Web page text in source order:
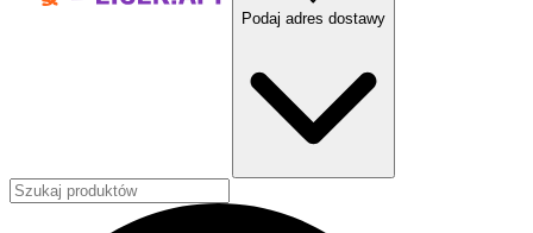
Podaj adres dostawy